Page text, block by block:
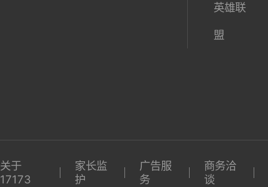
英雄联
盟
关于
17173
家长监
护
广告服
务
商务洽
谈